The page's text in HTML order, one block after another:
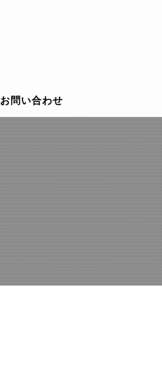
お問い合わせ